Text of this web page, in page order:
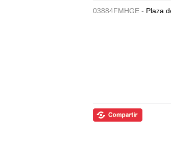
03884FMHGE - Plaza